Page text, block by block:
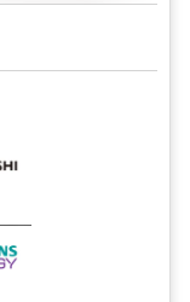
según CC BY 4.0.